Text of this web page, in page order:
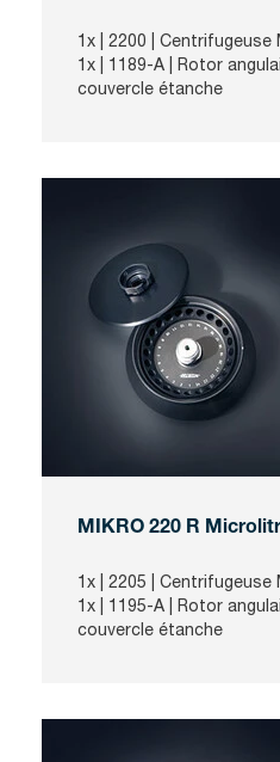
1x | 2200 | Centrifugeuse
1x | 1189-A | Rotor
couvercle étanche
MIKRO 220 R
1x | 2205 | Centrifugeuse
1x | 1195-A | Rotor
couvercle étanche